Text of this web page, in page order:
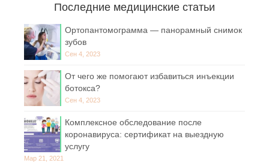
Последние медицинские статьи
Ортопантомограмма — панорамный снимок
зубов
Сен 4, 2023
От чего же помогают избавиться инъекции
ботокса?
Сен 4, 2023
Комплексное обследование после
коронавируса: сертификат на выездную
услугу
Мар 21, 2021